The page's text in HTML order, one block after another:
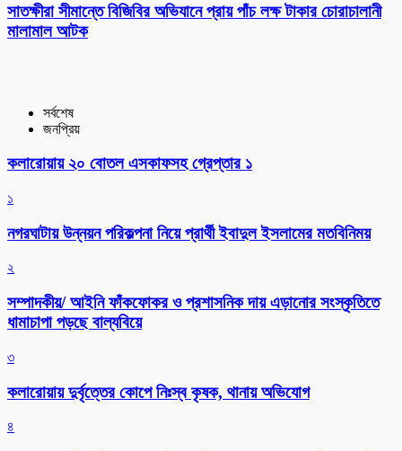
সাতক্ষীরা সীমান্তে বিজিবির অভিযানে প্রায় পাঁচ লক্ষ টাকার চোরাচালানী
মালামাল আটক
সর্বশেষ
জনপ্রিয়
কলারোয়ায় ২০ বোতল এসকাফসহ গ্রেপ্তার ১
১
নগরঘাটায় উন্নয়ন পরিকল্পনা নিয়ে প্রার্থী ইবাদুল ইসলামের মতবিনিময়
২
সম্পাদকীয়/ আইনি ফাঁকফোকর ও প্রশাসনিক দায় এড়ানোর সংস্কৃতিতে
ধামাচাপা পড়ছে বাল্যবিয়ে
৩
কলারোয়ায় দুর্বৃত্তের কোপে নিঃস্ব কৃষক, থানায় অভিযোগ
৪